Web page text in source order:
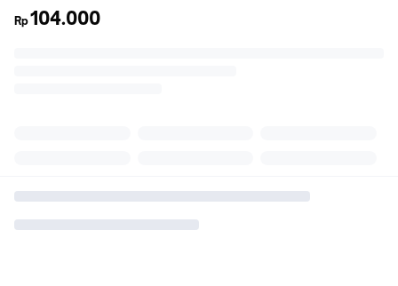
Rp104.000